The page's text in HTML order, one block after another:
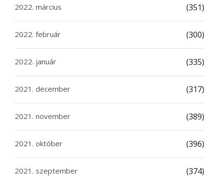
2022. március (351)
2022. február (300)
2022. január (335)
2021. december (317)
2021. november (389)
2021. október (396)
2021. szeptember (374)